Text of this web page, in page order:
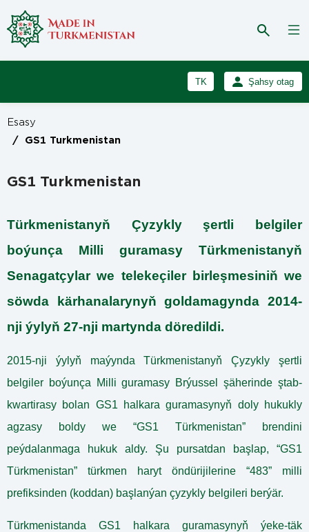
TK
RU
Şahsy otag
Esasy
/ GS1 Turkmenistan
GS1 Turkmenistan
Türkmenistanyň Çyzykly şertli belgiler
boýunça Milli guramasy Türkmenistanyň
Senagatçylar we telekeçiler birleşmesiniň we
söwda kärhanalarynyň goldamagynda 2014-
nji ýylyň 27-nji martynda döredildi.
2015-nji ýylyň maýynda Türkmenistanyň Çyzykly şertli
belgiler boýunça Milli guramasy Brýussel şäherinde ştab-
kwartirasy bolan GS1 halkara guramasynyň doly hukukly
agzasy boldy we “GS1 Türkmenistan” brendini
peýdalanmaga hukuk aldy. Şu pursatdan başlap, “GS1
Türkmenistan” türkmen haryt öndürijilerine “483” milli
prefiksinden (koddan) başlanýan çyzykly belgileri berýär.
Türkmenistanda GS1 halkara guramasynyň ýeke-täk